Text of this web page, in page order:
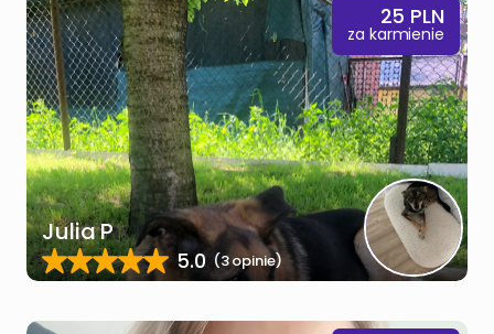
25 PLN
za karmienie
Julia P
5.0 (3 opinie)